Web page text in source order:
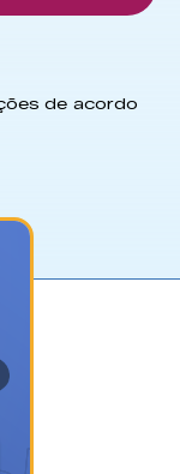
de acordo